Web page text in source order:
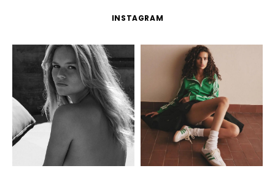
INSTAGRAM